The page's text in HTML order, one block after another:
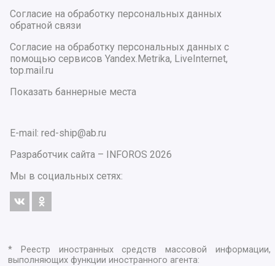
Согласие на обработку персональных данных
обратной связи
Согласие на обработку персональных данных с
помощью сервисов Yandex.Metrika, LiveInternet,
top.mail.ru
Показать баннерные места
E-mail: red-ship@ab.ru
Разработчик сайта –
INFOROS 2026
Мы в социальных сетях:
* Реестр иностранных средств массовой информации,
выполняющих функции иностранного агента: